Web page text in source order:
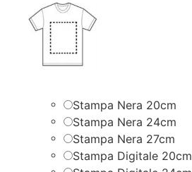
Stampa Nera 20cm
Stampa Nera 24cm
Stampa Nera 27cm
Stampa Digitale 20cm